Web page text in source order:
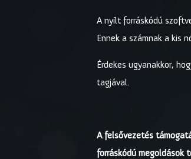
A nyílt forráskódú
Ennek a számnak a kis
Érdekes ugyanakkor,
tagjával.
A felsővezetés
forráskódú megoldások